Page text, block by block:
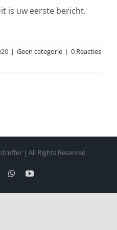
is uw eerste bericht.
| Geen categorie | 0 Reacties
| All Rights Reserved
WhatsAppYouTube